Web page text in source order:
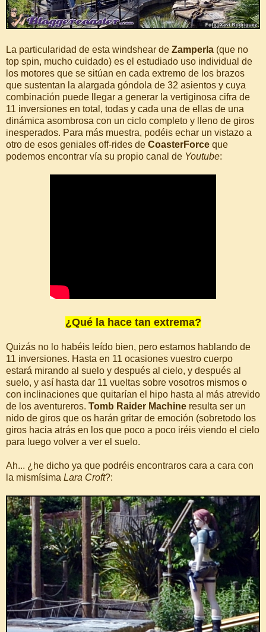
La particularidad de esta windshear de Zamperla (que no
top spin, mucho cuidado) es el estudiado uso individual de
los motores que se sitúan en cada extremo de los brazos
que sustentan la alargada góndola de 32 asientos y cuya
combinación puede llegar a generar la vertiginosa cifra de
11 inversiones en total, todas y cada una de ellas de una
dinámica asombrosa con un ciclo completo y lleno de giros
inesperados. Para más muestra, podéis echar un vistazo a
otro de esos geniales off-rides de CoasterForce que
podemos encontrar vía su propio canal de Youtube:
¿Qué la hace tan extrema?
Quizás no lo habéis leído bien, pero estamos hablando de
11 inversiones. Hasta en 11 ocasiones vuestro cuerpo
estará mirando al suelo y después al cielo, y después al
suelo, y así hasta dar 11 vueltas sobre vosotros mismos o
con inclinaciones que quitarían el hipo hasta al más atrevido
de los aventureros. Tomb Raider Machine resulta ser un
nido de giros que os harán gritar de emoción (sobretodo los
giros hacia atrás en los que poco a poco iréis viendo el cielo
para luego volver a ver el suelo.
Ah... ¿he dicho ya que podréis encontraros cara a cara con
la mismísima Lara Croft?: